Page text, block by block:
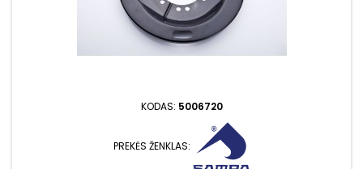
KODAS: 5006720
PREKĖS ŽENKLAS: